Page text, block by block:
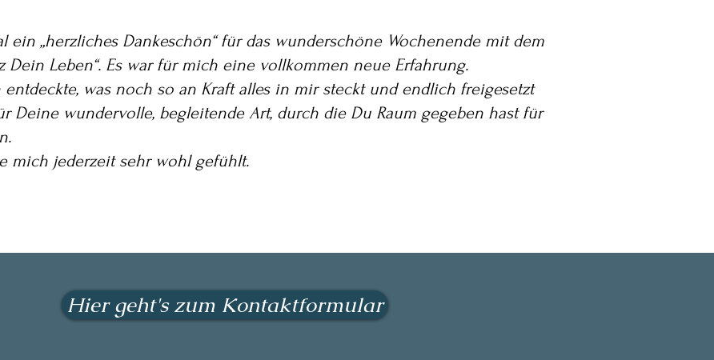
ein „herzliches Dankeschön“ für das wunderschöne Wochenende mit dem
Dein Leben“. Es war für mich eine vollkommen neue Erfahrung.
was noch so an Kraft alles in mir steckt und endlich freigesetzt
Deine wundervolle, begleitende Art, durch die Du Raum gegeben hast für
mich jederzeit sehr wohl gefühlt.
Hier geht's zum Kontaktformular